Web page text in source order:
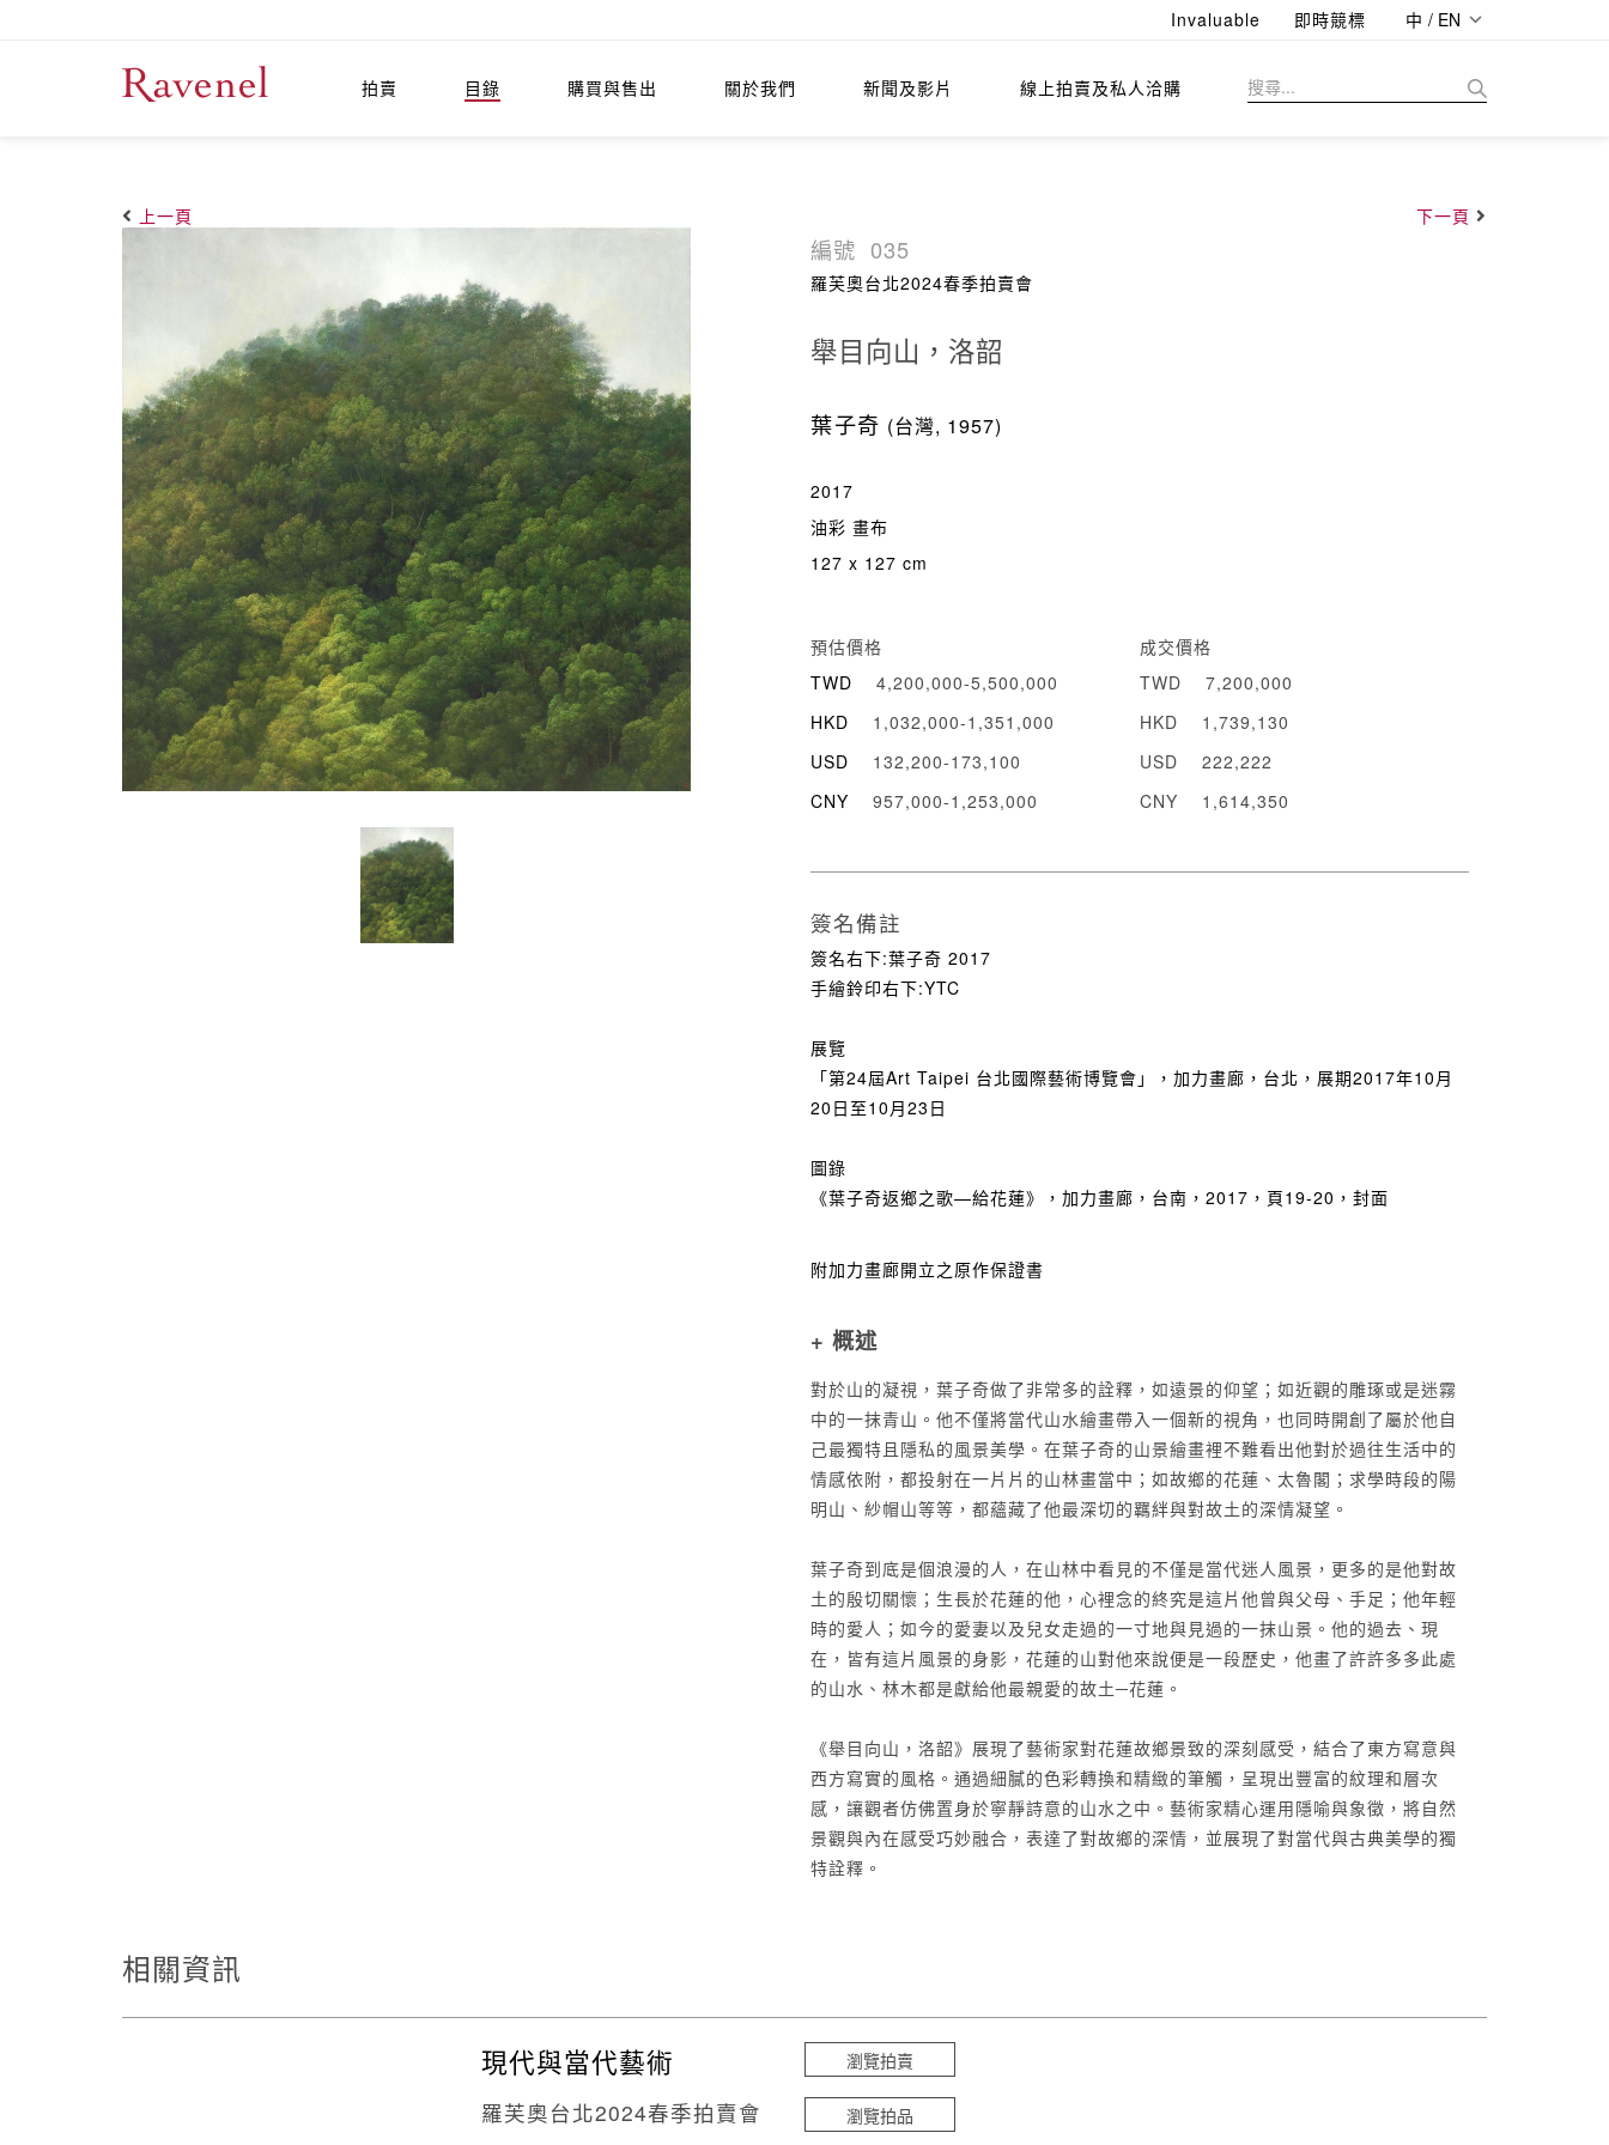
Invaluable 即時競標 中 / EN
拍賣 目錄 購買與售出 關於我們 新聞及影片 線上拍賣及私人洽購
上一頁 下一頁
編號 035
羅芙奧台北2024春季拍賣會
舉目向山，洛韶
葉子奇 (台灣, 1957)
2017
油彩 畫布
127 x 127 cm
預估價格
TWD
4,200,000-5,500,000
HKD
1,032,000-1,351,000
USD
132,200-173,100
CNY
957,000-1,253,000
成交價格
TWD
7,200,000
HKD
1,739,130
USD
222,222
CNY
1,614,350
簽名備註
簽名右下:葉子奇 2017
手繪鈴印右下:YTC
展覽
「第24屆Art Taipei 台北國際藝術博覽會」，加力畫廊，台北，展期2017年10月
20日至10月23日
圖錄
《葉子奇返鄉之歌—給花蓮》，加力畫廊，台南，2017，頁19-20，封面
附加力畫廊開立之原作保證書
+ 概述
對於山的凝視，葉子奇做了非常多的詮釋，如遠景的仰望；如近觀的雕琢或是迷霧
中的一抹青山。他不僅將當代山水繪畫帶入一個新的視角，也同時開創了屬於他自
己最獨特且隱私的風景美學。在葉子奇的山景繪畫裡不難看出他對於過往生活中的
情感依附，都投射在一片片的山林畫當中；如故鄉的花蓮、太魯閣；求學時段的陽
明山、紗帽山等等，都蘊藏了他最深切的羈絆與對故土的深情凝望。
葉子奇到底是個浪漫的人，在山林中看見的不僅是當代迷人風景，更多的是他對故
土的殷切關懷；生長於花蓮的他，心裡念的終究是這片他曾與父母、手足；他年輕
時的愛人；如今的愛妻以及兒女走過的一寸地與見過的一抹山景。他的過去、現
在，皆有這片風景的身影，花蓮的山對他來說便是一段歷史，他畫了許許多多此處
的山水、林木都是獻給他最親愛的故土─花蓮。
《舉目向山，洛韶》展現了藝術家對花蓮故鄉景致的深刻感受，結合了東方寫意與
西方寫實的風格。通過細膩的色彩轉換和精緻的筆觸，呈現出豐富的紋理和層次
感，讓觀者仿佛置身於寧靜詩意的山水之中。藝術家精心運用隱喻與象徵，將自然
景觀與內在感受巧妙融合，表達了對故鄉的深情，並展現了對當代與古典美學的獨
特詮釋。
相關資訊
現代與當代藝術
羅芙奧台北2024春季拍賣會
瀏覽拍賣
瀏覽拍品